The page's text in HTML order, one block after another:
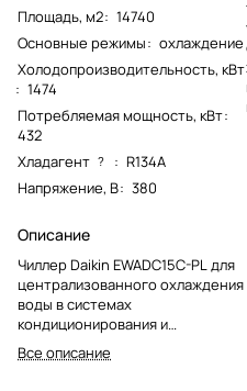
Площадь, м2: 14740
Основные режимы: охлаждение
Холодопроизводительность, кВт
: 1474
Потребляемая мощность, кВт:
432
Хладагент ? : R134A
Напряжение, В: 380
Описание
Чиллер Daikin EWADC15C-PL для
централизованного охлаждения
воды в системах
кондиционирования и
технологического
холодоснабжения. Модель
Все описание